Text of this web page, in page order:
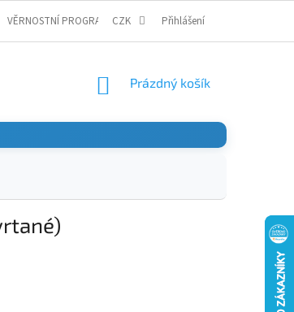
VĚRNOSTNÍ PROGRAM CZK Přihlášení
NÁKUPNÍ
Prázdný košík